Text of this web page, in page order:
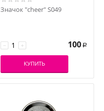
Значок "cheer" S049
+
− 100 Р
КУПИТЬ